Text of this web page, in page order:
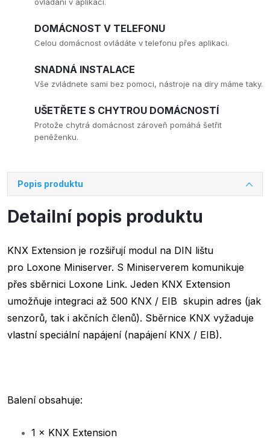
DOMÁCNOST V TELEFONU
Celou domácnost ovládáte v telefonu přes aplikaci.
SNADNÁ INSTALACE
Vše zvládnete sami bez pomoci, nástroje na díry máme taky.
UŠETŘETE S CHYTROU DOMÁCNOSTÍ
Protože chytrá domácnost zároveň pomáhá šetřit
peněženku.
Popis produktu
Detailní popis produktu
KNX Extension je rozšiřují modul na DIN lištu
pro Loxone Miniserver. S Miniserverem komunikuje
přes sběrnici Loxone Link. Jeden KNX Extension
umožňuje integraci až 500 KNX / EIB skupin adres (jak
senzorů, tak i akčních členů). Sběrnice KNX vyžaduje
vlastní speciální napájení (napájení KNX / EIB).
Balení obsahuje:
1 × KNX Extension